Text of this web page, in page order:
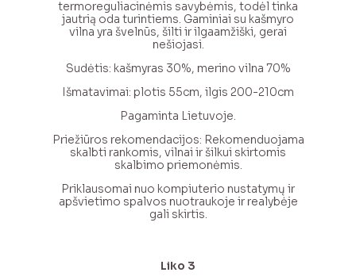
termoreguliacinėmis savybėmis, todėl tinka
jautrią oda turintiems. Gaminiai su kašmyro
vilna yra švelnūs, šilti ir ilgaamžiški, gerai
nešiojasi.
Sudėtis: kašmyras 30%, merino vilna 70%
Išmatavimai: plotis 55cm, ilgis 200-210cm
Pagaminta Lietuvoje.
Priežiūros rekomendacijos: Rekomenduojama
skalbti rankomis, vilnai ir šilkui skirtomis
skalbimo priemonėmis.
Priklausomai nuo kompiuterio nustatymų ir
apšvietimo spalvos nuotraukoje ir realybėje
gali skirtis.
Liko 3